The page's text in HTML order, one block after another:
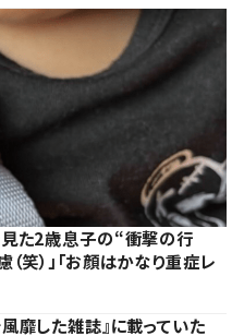
見た2歳息子の“衝撃の行
）」「お顔はかなり重症レ
靡した雑誌』に載っていた